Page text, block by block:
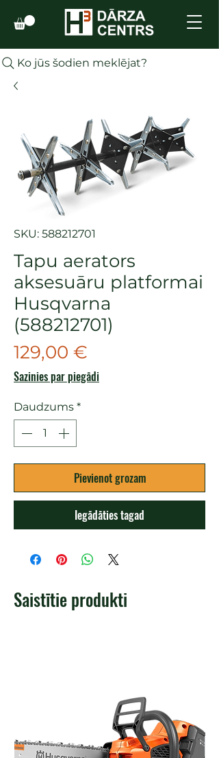
Ko jūs šodien meklējat?
SKU: 588212701
Tapu aerators
aksesuāru platformai
Husqvarna
(588212701)
129,00 €
Sazinies par piegādi
Daudzums *
Pievienot grozam
Iegādāties tagad
Saistītie produkti